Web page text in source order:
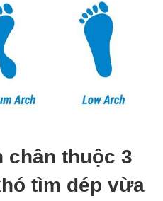
thuộc 3
tìm dép vừa